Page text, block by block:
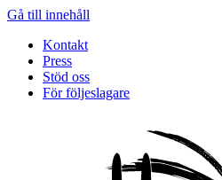
Gå till innehåll
Kontakt
Press
Stöd oss
För följeslagare